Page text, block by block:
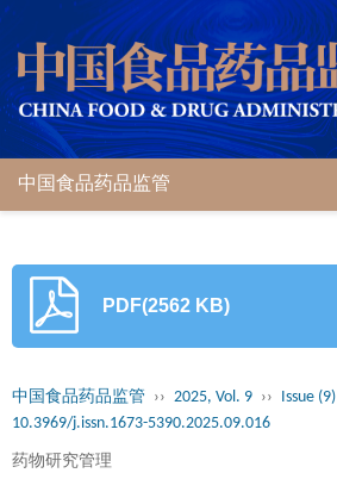
中国食品药品监管
PDF(2562 KB)
中国食品药品监管 ›› 2025, Vol. 9 ›› Issue (9)
10.3969/j.issn.1673-5390.2025.09.016
药物研究管理